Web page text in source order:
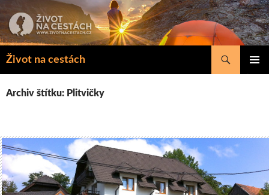
k
obsahu
Život na cestách
Hledat
Archiv štítku: Plitvičky